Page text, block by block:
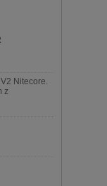
Nitecore.
z